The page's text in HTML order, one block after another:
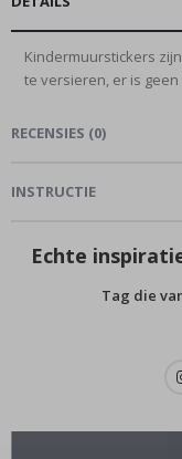
Kindermuurstickers
te versieren, er is geen
RECENSIES (0)
INSTRUCTIE
Echte
Tag die